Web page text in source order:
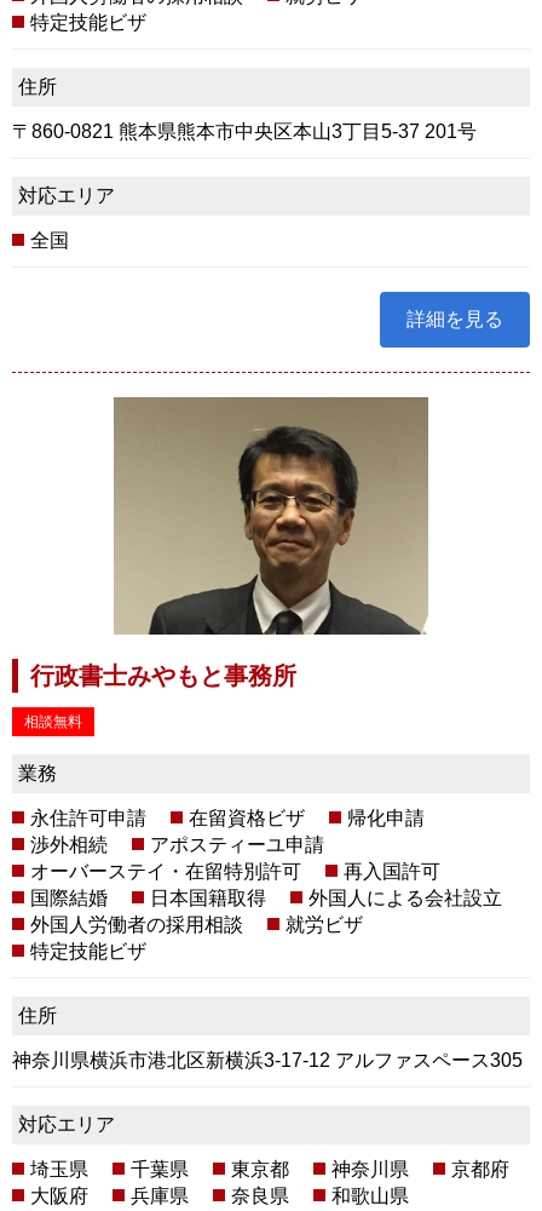
特定技能ビザ
住所
〒860-0821 熊本県熊本市中央区本山3丁目5-37 201号
対応エリア
全国
詳細を見る
行政書士みやもと事務所
相談無料
業務
永住許可申請 在留資格ビザ
帰化申請
渉外相続
アポスティーユ申請
オーバーステイ・在留特別許可
再入国許可
国際結婚
日本国籍取得
外国人による会社設立
外国人労働者の採用相談
就労ビザ
特定技能ビザ
住所
神奈川県横浜市港北区新横浜3-17-12 アルファスペース305
対応エリア
埼玉県 千葉県 東京都 神奈川県
京都府
大阪府
兵庫県 奈良県 和歌山県